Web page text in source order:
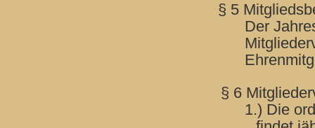
§ 5
Der
§ 6
1.) Die